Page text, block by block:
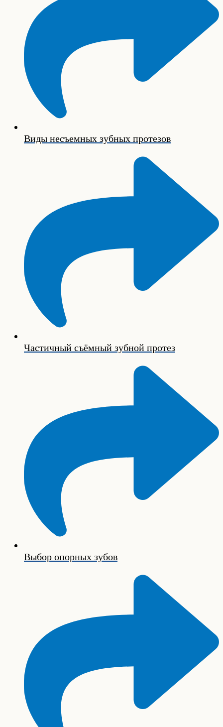
Виды несъемных зубных протезов
Частичный съёмный зубной протез
Выбор опорных зубов